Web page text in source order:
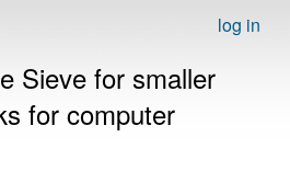
log in
Sieve for smaller
for computer